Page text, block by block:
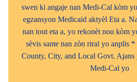
swen ki angaje nan Medi-Cal kòm
egzansyon Medicaid aktyèl Eta a.
nan tout eta a, yo rekonèt nou kòm
sèvis sante nan zòn riral yo anplis
County, City, and Local Govt. Ajans
Medi-Cal yo